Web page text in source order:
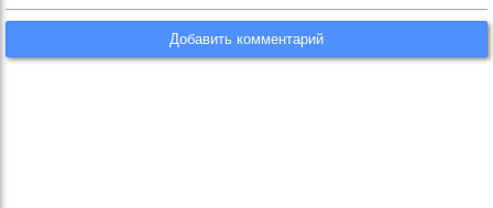
Добавить комментарий